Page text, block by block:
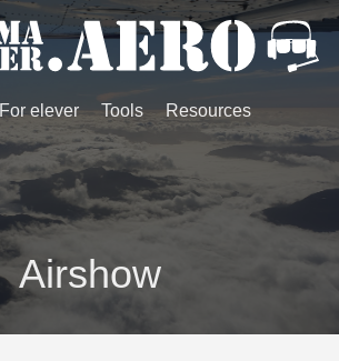
For elever Tools
Resources
Airshow